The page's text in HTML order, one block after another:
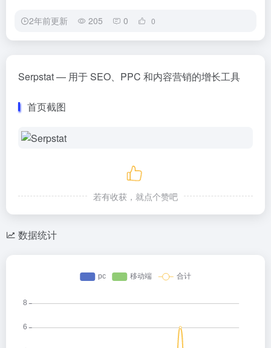
2年前更新 205 0 0
Serpstat — 用于 SEO、PPC 和内容营销的增长工具
首页截图
若有收获，就点个赞吧
数据统计